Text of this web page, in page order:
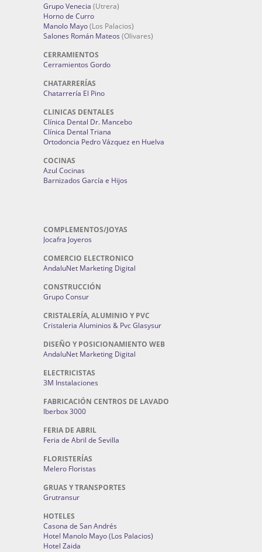
Grupo Venecia (Utrera)
Horno de Curro
Manolo Mayo(Los Palacios)
Salones Román Mateos (Olivares)
CERRAMIENTOS
Cerramientos Gordo
CHATARRERÍAS
Chatarrería El Pino
CLINICAS DENTALES
Clínica Dental Dr. Mancebo
Clínica Dental Triana
Ortodoncia Pedro Vázquez en Huelva
COCINAS
Azul Cocinas
Barnizados García e Hijos
COMPLEMENTOS/JOYAS
Jocafra Joyeros
COMERCIO ELECTRONICO
AndaluNet Marketing Digital
CONSTRUCCIÓN
Grupo Consur
CRISTALERÍA, ALUMINIO Y PVC
Cristaleria Aluminios & Pvc Glasysur
DISEÑO Y POSICIONAMIENTO WEB
AndaluNet Marketing Digital
ELECTRICISTAS
3M Instalaciones
FABRICACIÓN CENTROS DE LAVADO
Iberbox 3000
FERIA DE ABRIL
Feria de Abril de Sevilla
FLORISTERÍAS
Melero Floristas
GRUAS Y TRANSPORTES
Grutransur
HOTELES
Casona de San Andrés
Hotel Manolo Mayo (Los Palacios)
Hotel Zaida